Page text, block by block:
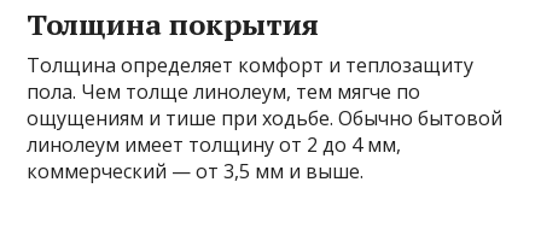
Толщина покрытия
Толщина определяет комфорт и теплозащиту
пола. Чем толще линолеум, тем мягче по
ощущениям и тише при ходьбе. Обычно бытовой
линолеум имеет толщину от 2 до 4 мм,
коммерческий — от 3,5 мм и выше.